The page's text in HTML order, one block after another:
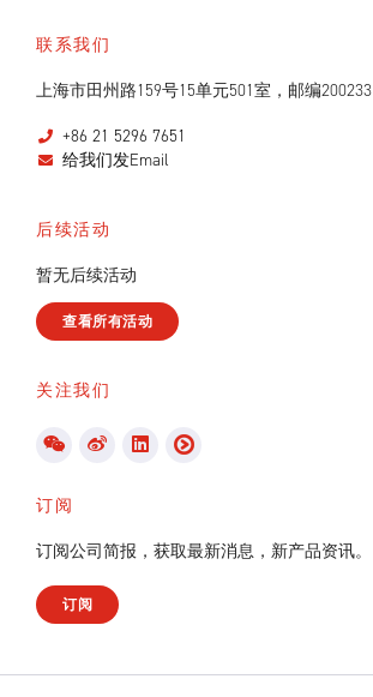
联系我们
上海市田州路159号15单元501室，邮编200233
+86 21 5296 7651
给我们发Email
后续活动
暂无后续活动
查看所有活动
关注我们
订阅
订阅公司简报，获取最新消息，新产品资讯。
订阅